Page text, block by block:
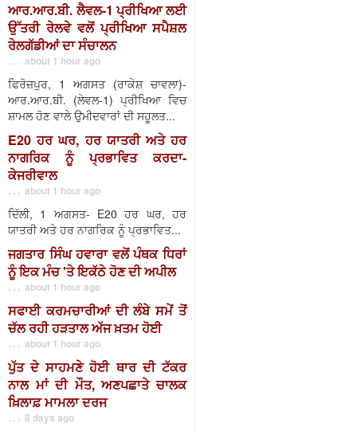
ਆਰ.ਆਰ.ਬੀ. ਲੈਵਲ-1 ਪ੍ਰੀਖਿਆ ਲਈ
ਉੱਤਰੀ ਰੇਲਵੇ ਵਲੋਂ ਪ੍ਰੀਖਿਆ ਸਪੈਸ਼ਲ
ਰੇਲਗੱਡੀਆਂ ਦਾ ਸੰਚਾਲਨ
. . . about 1 hour ago
ਫਿਰੋਜ਼ਪੁਰ, 1 ਅਗਸਤ (ਰਾਕੇਸ਼ ਚਾਵਲਾ)-
ਆਰ.ਆਰ.ਬੀ. (ਲੇਵਲ-1) ਪ੍ਰੀਖਿਆ ਵਿਚ
ਸ਼ਾਮਲ ਹੋਣ ਵਾਲੇ ਉਮੀਦਵਾਰਾਂ ਦੀ ਸਹੂਲਤ...
E20 ਹਰ ਘਰ, ਹਰ ਯਾਤਰੀ ਅਤੇ ਹਰ
ਨਾਗਰਿਕ ਨੂੰ ਪ੍ਰਭਾਵਿਤ ਕਰਦਾ-
ਕੇਜਰੀਵਾਲ
. . . about 1 hour ago
ਦਿੱਲੀ, 1 ਅਗਸਤ- E20 ਹਰ ਘਰ, ਹਰ
ਯਾਤਰੀ ਅਤੇ ਹਰ ਨਾਗਰਿਕ ਨੂੰ ਪ੍ਰਭਾਵਿਤ...
ਜਗਤਾਰ ਸਿੰਘ ਹਵਾਰਾ ਵਲੋਂ ਪੰਥਕ ਧਿਰਾਂ
ਨੂੰ ਇਕ ਮੰਚ 'ਤੇ ਇਕੱਠੇ ਹੋਣ ਦੀ ਅਪੀਲ
. . . about 1 hour ago
ਸਫਾਈ ਕਰਮਚਾਰੀਆਂ ਦੀ ਲੰਬੇ ਸਮੇਂ ਤੋਂ
ਚੱਲ ਰਹੀ ਹੜਤਾਲ ਅੱਜ ਖ਼ਤਮ ਹੋਈ
. . . about 1 hour ago
ਪੁੱਤ ਦੇ ਸਾਹਮਣੇ ਹੋਈ ਥਾਰ ਦੀ ਟੱਕਰ
ਨਾਲ ਮਾਂ ਦੀ ਮੌਤ, ਅਣਪਛਾਤੇ ਚਾਲਕ
ਖ਼ਿਲਾਫ਼ ਮਾਮਲਾ ਦਰਜ
. . . 8 days ago